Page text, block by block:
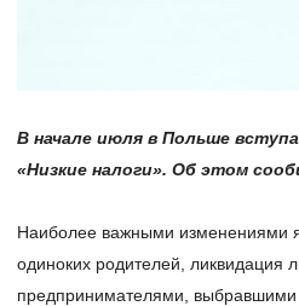
В начале июля в Польше
«Низкие налоги». Об этом
Наиболее важными изменениями
одиноких родителей, ликвидация
предпринимателями,